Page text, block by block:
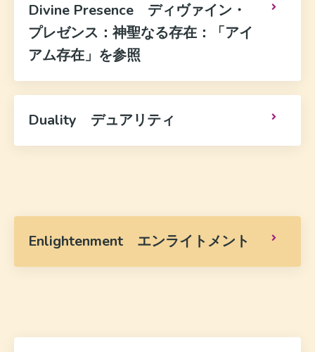
Divine Presence ディヴァイン・
プレゼンス：神聖なる存在：「アイ
アム存在」を参照
Duality デュアリティ
Enlightenment エンライトメント